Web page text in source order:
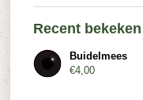
Recent bekeken
Buidelmees
€4,00